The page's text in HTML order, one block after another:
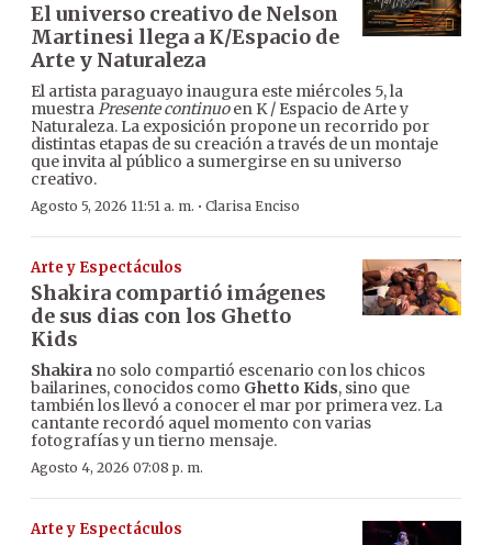
El universo creativo de Nelson
Martinesi llega a K/Espacio de
Arte y Naturaleza
El artista paraguayo inaugura este miércoles 5, la
muestraPresente continuoen K / Espacio de Arte y
Naturaleza. La exposición propone un recorrido por
distintas etapas de su creación a través de un montaje
que invita al público a sumergirse en su universo
creativo.
Agosto 5, 2026 11:51 a. m. · Clarisa Enciso
Arte y Espectáculos
Shakira compartió imágenes
de sus dias con los Ghetto
Kids
Shakira no solo compartió escenario con los chicos
bailarines, conocidos como Ghetto Kids, sino que
también los llevó a conocer el mar por primera vez. La
cantante recordó aquel momento con varias
fotografías y un tierno mensaje.
Agosto 4, 2026 07:08 p. m.
Arte y Espectáculos